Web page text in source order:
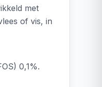
met
of vis, in
0,1%.